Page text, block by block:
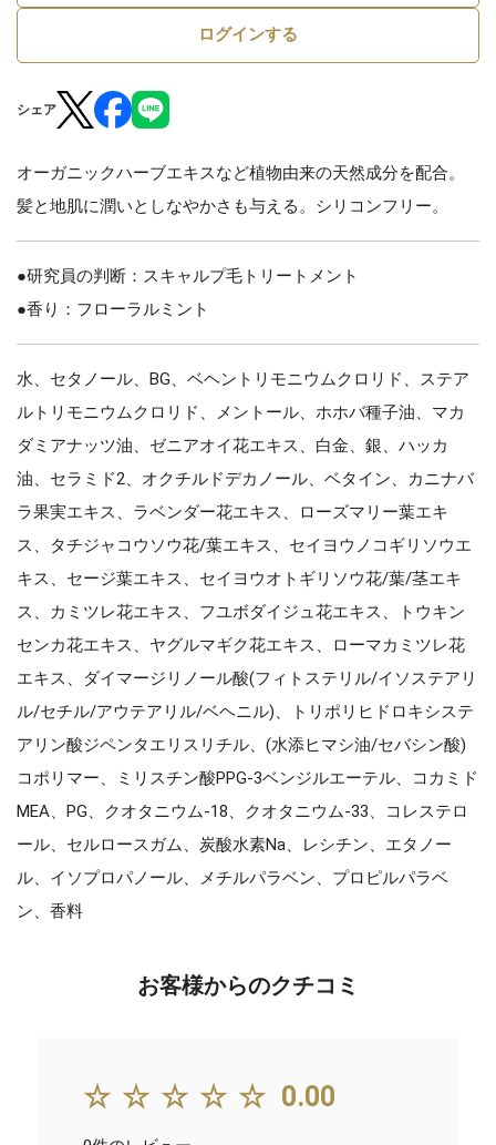
ログインする
シェア
オーガニックハーブエキスなど植物由来の天然成分を配合。
髪と地肌に潤いとしなやかさも与える。シリコンフリー。
●研究員の判断：スキャルプ毛トリートメント
●香り：フローラルミント
水、セタノール、BG、ベヘントリモニウムクロリド、ステア
ルトリモニウムクロリド、メントール、ホホバ種子油、マカ
ダミアナッツ油、ゼニアオイ花エキス、白金、銀、ハッカ
油、セラミド2、オクチルドデカノール、ベタイン、カニナバ
ラ果実エキス、ラベンダー花エキス、ローズマリー葉エキ
ス、タチジャコウソウ花/葉エキス、セイヨウノコギリソウエ
キス、セージ葉エキス、セイヨウオトギリソウ花/葉/茎エキ
ス、カミツレ花エキス、フユボダイジュ花エキス、トウキン
センカ花エキス、ヤグルマギク花エキス、ローマカミツレ花
エキス、ダイマージリノール酸(フィトステリル/イソステアリ
ル/セチル/アウテアリル/ベヘニル)、トリポリヒドロキシステ
アリン酸ジペンタエリスリチル、(水添ヒマシ油/セバシン酸)
コポリマー、ミリスチン酸PPG-3ベンジルエーテル、コカミド
MEA、PG、クオタニウム-18、クオタニウム-33、コレステロ
ール、セルロースガム、炭酸水素Na、レシチン、エタノー
ル、イソプロパノール、メチルパラベン、プロピルパラベ
ン、香料
お客様からのクチコミ
☆☆☆☆☆ 0.00